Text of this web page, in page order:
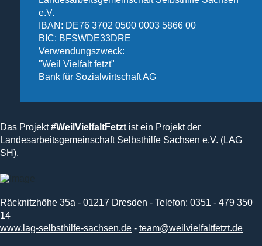
e.V.
IBAN: DE76 3702 0500 0003 5866 00
BIC: BFSWDE33DRE
Verwendungszweck:
"Weil Vielfalt fetzt"
Bank für Sozialwirtschaft AG
Das Projekt#WeilVielfaltFetzt ist ein Projekt der
Landesarbeitsgemeinschaft Selbsthilfe Sachsen e.V. (LAG
SH).
Räcknitzhöhe 35a - 01217 Dresden - Telefon: 0351 - 479 350
14
www.lag-selbsthilfe-sachsen.de - team@weilvielfaltfetzt.de